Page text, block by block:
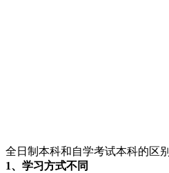
全日制本科和自学考试本科的区
1、学习方式不同